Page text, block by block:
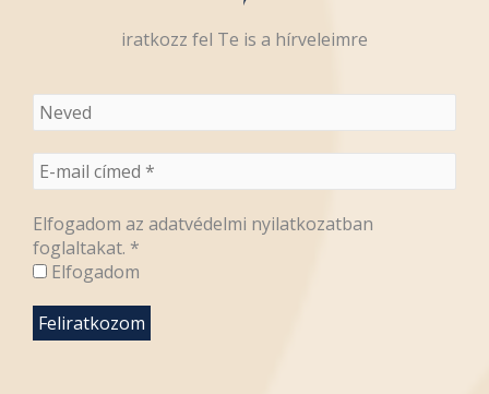
iratkozz fel Te is a hírveleimre
Elfogadom az adatvédelmi nyilatkozatban
foglaltakat. *
Elfogadom